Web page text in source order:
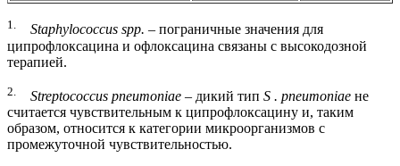
1. Staphylococcus spp. – пограничные значения для
ципрофлоксацина и офлоксацина связаны с высокодозной
терапией.
2. Streptococcus pneumoniae – дикий тип S . pneumoniae не
считается чувствительным к ципрофлоксацину и, таким
образом, относится к категории микроорганизмов с
промежуточной чувствительностью.